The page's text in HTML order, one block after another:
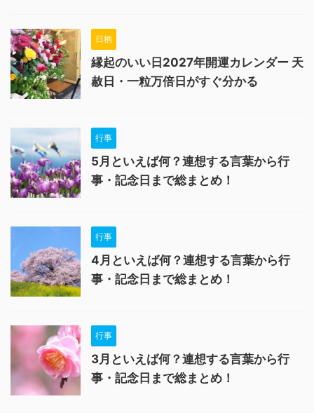
日柄
縁起のいい日2027年開運カレンダー 天
赦日・一粒万倍日がすぐ分かる
行事
5月といえば何？連想する言葉から行
事・記念日まで総まとめ！
行事
4月といえば何？連想する言葉から行
事・記念日まで総まとめ！
行事
3月といえば何？連想する言葉から行
事・記念日まで総まとめ！